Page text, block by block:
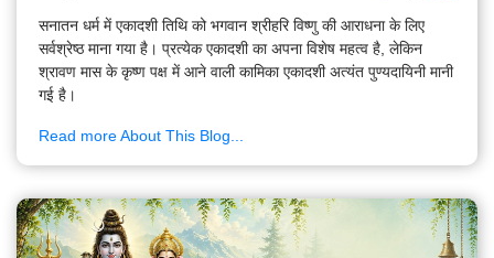
सनातन धर्म में एकादशी तिथि को भगवान श्रीहरि विष्णु की आराधना के लिए
सर्वश्रेष्ठ माना गया है। प्रत्येक एकादशी का अपना विशेष महत्व है, लेकिन
श्रावण मास के कृष्ण पक्ष में आने वाली कामिका एकादशी अत्यंत पुण्यदायिनी मानी
गई है।
Read more About This Blog...